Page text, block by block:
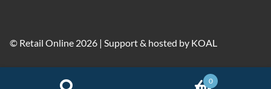
© Retail Online 2026 | Support & hosted by KOAL
0